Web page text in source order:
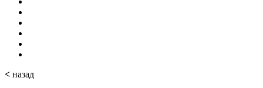
< назад